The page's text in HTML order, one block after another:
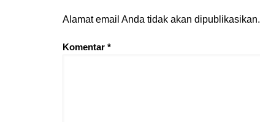
Alamat email Anda tidak akan dipublikasikan.
Komentar *